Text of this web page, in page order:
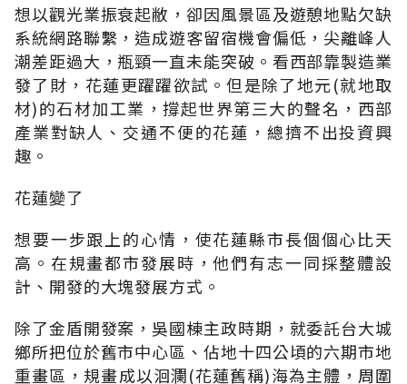
想以觀光業振衰起敝，卻因風景區及遊憩地點欠缺
系統網路聯繫，造成遊客留宿機會偏低，尖離峰人
潮差距過大，瓶頸一直未能突破。看西部靠製造業
發了財，花蓮更躍躍欲試。但是除了地元(就地取
材)的石材加工業，撐起世界第三大的聲名，西部
產業對缺人、交通不便的花蓮，總擠不出投資興
趣。
花蓮變了
想要一步跟上的心情，使花蓮縣市長個個心比天
高。在規畫都市發展時，他們有志一同採整體設
計、開發的大塊發展方式。
除了金盾開發案，吳國棟主政時期，就委託台大城
鄉所把位於舊市中心區、佔地十四公頃的六期市地
重畫區，規畫成以洄瀾(花蓮舊稱)海為主體，周圍